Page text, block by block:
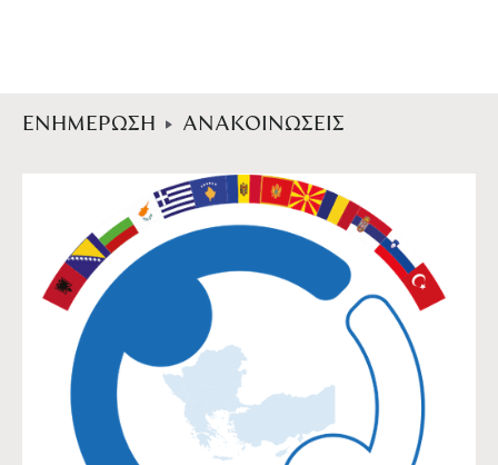
ΕΝΗΜΕΡΩΣΗ ΑΝΑΚΟΙΝΩΣΕΙΣ